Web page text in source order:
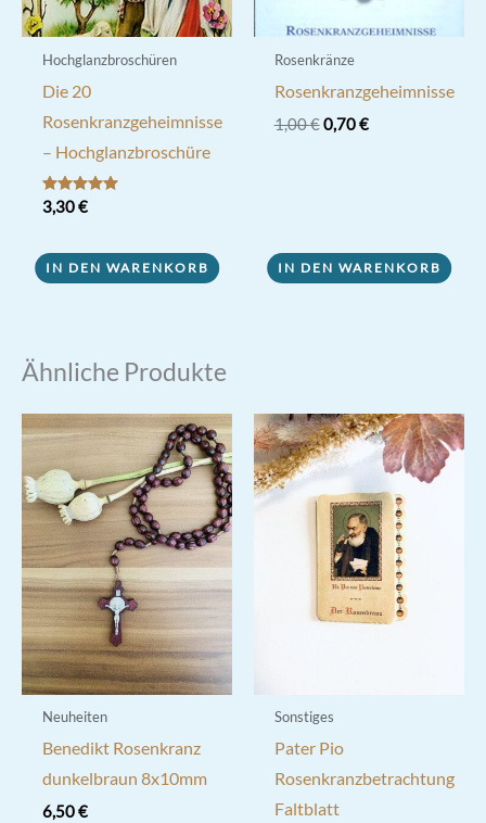
Hochglanzbroschüren
Die 20
Rosenkranzgeheimnisse
– Hochglanzbroschüre
Bewertet mit
5.00
3,30€
IN DEN WARENKORB
Rosenkränze
Rosenkranzgeheimnisse
1,00€ Ursprünglicher
0,70€Aktueller
IN DEN WARENKORB
Ähnliche Produkte
Neuheiten
Benedikt Rosenkranz
dunkelbraun 8x10mm
6,50€
Sonstiges
Pater Pio
Rosenkranzbetrachtung
Faltblatt